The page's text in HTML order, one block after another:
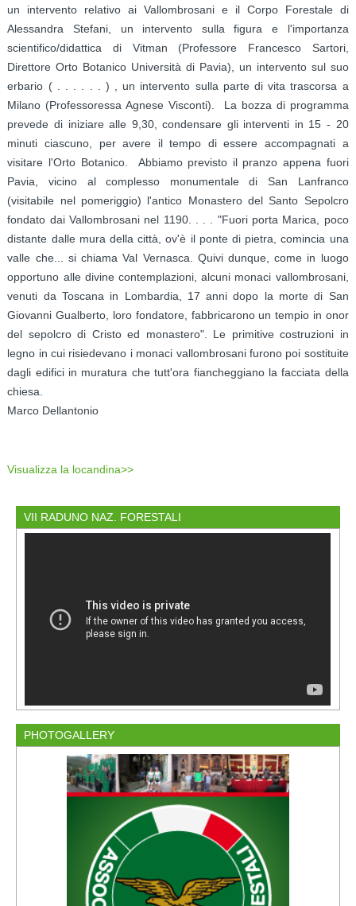
un intervento relativo ai Vallombrosani e il Corpo Forestale di
Alessandra Stefani, un intervento sulla figura e l'importanza
scientifico/didattica di Vitman (Professore Francesco Sartori,
Direttore Orto Botanico Università di Pavia), un intervento sul suo
erbario ( . . . . . . ) , un intervento sulla parte di vita trascorsa a
Milano (Professoressa Agnese Visconti). La bozza di programma
pre­vede di iniziare alle 9,30, condensare gli interventi in 15 - 20
minuti ciascuno, per avere il tempo di essere accompagn­ati a
visitare l'Orto Botanico. Abbiamo previsto il pranzo appena fuori
Pavia, vicino al complesso monumentale di San Lanfranco
(visitabile nel pomeriggio) l'antico Monastero del Santo Sepolcro
fon­dato dai Vallombrosani nel 1190. . . . "Fuori porta Marica, poco
distante dalle mura della città, ov'è il ponte di pietra, comincia una
valle che... si chiama Val Vernasca. Quivi dunque, come in luogo
opportuno alle divine contemplazioni, alcuni monaci vallombrosani,
venuti da Toscana in Lombardia, 17 anni dopo la morte di San
Giovanni Gualberto, loro fondatore, fabbricarono un tempio in onor
del sepolcro di Cristo ed monastero". Le primitive costruzioni in
legno in cui risiedevano i monaci vallombrosani furono poi sostituite
dagli edifici in muratura che tutt'ora fiancheggiano la facciata de­lla
chiesa.
Marco Dellantonio
Visualizza la locandina>>
VII RADUNO NAZ. FORESTALI
PHOTOGALLERY